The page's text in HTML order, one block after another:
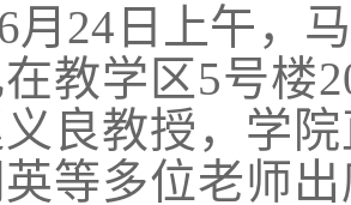
月 24 日上午，
教学区5号楼
良教授，学
等多位老师